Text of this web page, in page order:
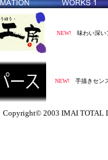
NEW! 味わい深い
NEW! 手描きセン
Copyright© 2003 IMAI TOTAL